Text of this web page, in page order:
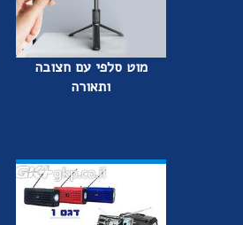
מוט סלפי עם חצובה
ותאורה